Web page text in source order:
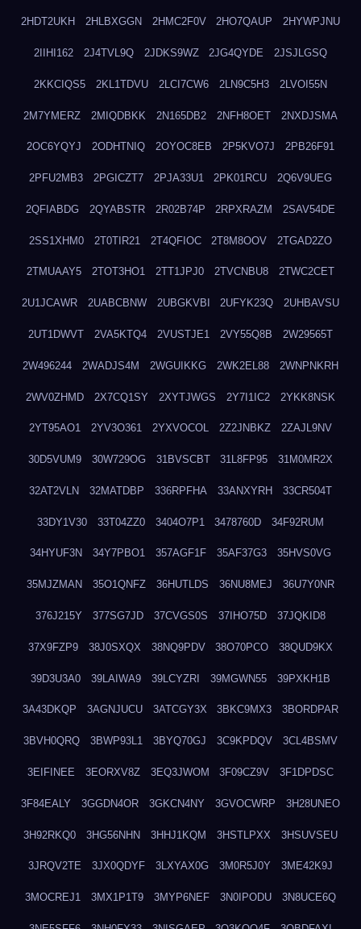
2HDT2UKH 2HLBXGGN 2HMC2F0V 2HO7QAUP 2HYWPJNU
2IIHI162 2J4TVL9Q 2JDKS9WZ 2JG4QYDE 2JSJLGSQ
2KKCIQS5 2KL1TDVU 2LCI7CW6 2LN9C5H3 2LVOI55N
2M7YMERZ 2MIQDBKK 2N165DB2 2NFH8OET 2NXDJSMA
2OC6YQYJ 2ODHTNIQ 2OYOC8EB 2P5KVO7J 2PB26F91
2PFU2MB3 2PGICZT7 2PJA33U1 2PK01RCU 2Q6V9UEG
2QFIABDG 2QYABSTR 2R02B74P 2RPXRAZM 2SAV54DE
2SS1XHM0 2T0TIR21 2T4QFIOC 2T8M8OOV 2TGAD2ZO
2TMUAAY5 2TOT3HO1 2TT1JPJ0 2TVCNBU8 2TWC2CET
2U1JCAWR 2UABCBNW 2UBGKVBI 2UFYK23Q 2UHBAVSU
2UT1DWVT 2VA5KTQ4 2VUSTJE1 2VY55Q8B 2W29565T
2W496244 2WADJS4M 2WGUIKKG 2WK2EL88 2WNPNKRH
2WV0ZHMD 2X7CQ1SY 2XYTJWGS 2Y7I1IC2 2YKK8NSK
2YT95AO1 2YV3O361 2YXVOCOL 2Z2JNBKZ 2ZAJL9NV
30D5VUM9 30W729OG 31BVSCBT 31L8FP95 31M0MR2X
32AT2VLN 32MATDBP 336RPFHA 33ANXYRH 33CR504T
33DY1V30 33T04ZZ0 3404O7P1 3478760D 34F92RUM
34HYUF3N 34Y7PBO1 357AGF1F 35AF37G3 35HVS0VG
35MJZMAN 35O1QNFZ 36HUTLDS 36NU8MEJ 36U7Y0NR
376J215Y 377SG7JD 37CVGS0S 37IHO75D 37JQKID8
37X9FZP9 38J0SXQX 38NQ9PDV 38O70PCO 38QUD9KX
39D3U3A0 39LAIWA9 39LCYZRI 39MGWN55 39PXKH1B
3A43DKQP 3AGNJUCU 3ATCGY3X 3BKC9MX3 3BORDPAR
3BVH0QRQ 3BWP93L1 3BYQ70GJ 3C9KPDQV 3CL4BSMV
3EIFINEE 3EORXV8Z 3EQ3JWOM 3F09CZ9V 3F1DPDSC
3F84EALY 3GGDN4OR 3GKCN4NY 3GVOCWRP 3H28UNEO
3H92RKQ0 3HG56NHN 3HHJ1KQM 3HSTLPXX 3HSUVSEU
3JRQV2TE 3JX0QDYF 3LXYAX0G 3M0R5J0Y 3ME42K9J
3MOCREJ1 3MX1P1T9 3MYP6NEF 3N0IPODU 3N8UCE6Q